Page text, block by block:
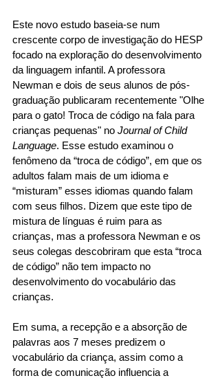
Este novo estudo baseia-se num
crescente corpo de investigação do HESP
focado na exploração do desenvolvimento
da linguagem infantil. A professora
Newman e dois de seus alunos de pós-
graduação publicaram recentemente "Olhe
para o gato! Troca de código na fala para
crianças pequenas" no Journal of Child
Language. Esse estudo examinou o
fenômeno da “troca de código”, em que os
adultos falam mais de um idioma e
“misturam” esses idiomas quando falam
com seus filhos. Dizem que este tipo de
mistura de línguas é ruim para as
crianças, mas a professora Newman e os
seus colegas descobriram que esta “troca
de código” não tem impacto no
desenvolvimento do vocabulário das
crianças.
Em suma, a recepção e a absorção de
palavras aos 7 meses predizem o
vocabulário da criança, assim como a
forma de comunicação influencia a